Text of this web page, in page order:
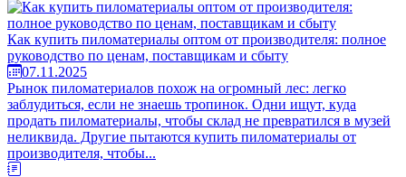
Как купить пиломатериалы оптом от производителя: полное
руководство по ценам, поставщикам и сбыту
07.11.2025
Рынок пиломатериалов похож на огромный лес: легко
заблудиться, если не знаешь тропинок. Одни ищут, куда
продать пиломатериалы, чтобы склад не превратился в музей
неликвида. Другие пытаются купить пиломатериалы от
производителя, чтобы...